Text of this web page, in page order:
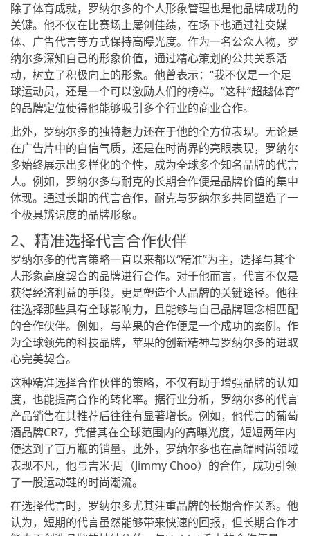
除了体育成就，罗纳尔多的个人形象管理也是他品牌成功的
关键。他不仅在比赛场上屡创佳绩，在场下也通过社交媒
体、广告代言等方式保持高曝光度。作为一名公众人物，罗
纳尔多深知自己的形象价值，通过精心策划的公共关系活
动，树立了积极向上的形象。他曾表示：“我不仅是一个足
球运动员，还是一个可以激励人们的榜样。”这种“超越体育”
的品牌定位使得他能够吸引多个行业的商业合作。
此外，罗纳尔多的独特魅力还在于他的全方位表现。无论是
在广告片中的自信气质，还是在时尚界的亮眼表现，罗纳尔
多始终展示出多样化的个性，成为全球多个知名品牌的代言
人。例如，罗纳尔多与耐克的长期合作便是品牌价值的集中
体现。通过长期的代言合作，耐克与罗纳尔多共同塑造了一
个极具辨识度的品牌形象。
2、精准选择代言合作伙伴
罗纳尔多的代言策略一直以来都以“精准”为主，选择与其个
人形象高度契合的品牌进行合作。对于他而言，代言不仅是
获得经济利益的手段，更是塑造个人品牌的关键途径。他往
往选择那些具有全球影响力，且能够与自己品牌理念相匹配
的合作伙伴。例如，与苹果的合作便是一个成功的案例。作
为全球领先的科技品牌，苹果的创新精神与罗纳尔多的进取
心完美契合。
这种精准选择合作伙伴的策略，不仅有助于增强品牌的认知
度，也能提高合作的转化率。据行业分析，罗纳尔多的代言
产品销售在其推荐后往往有显著增长。例如，他代言的葡萄
酒品牌CR7，凭借其在全球范围内的高曝光度，短短两年内
便达到了百万瓶的销量。此外，罗纳尔多也在高端时尚领域
表现不凡，他与吉米·周（Jimmy Choo）的合作，成功引领
了一股运动鞋的时尚潮流。
在选择代言时，罗纳尔多尤其注重品牌的长期合作关系。他
认为，短期的代言虽然能够带来快速的回报，但长期合作才